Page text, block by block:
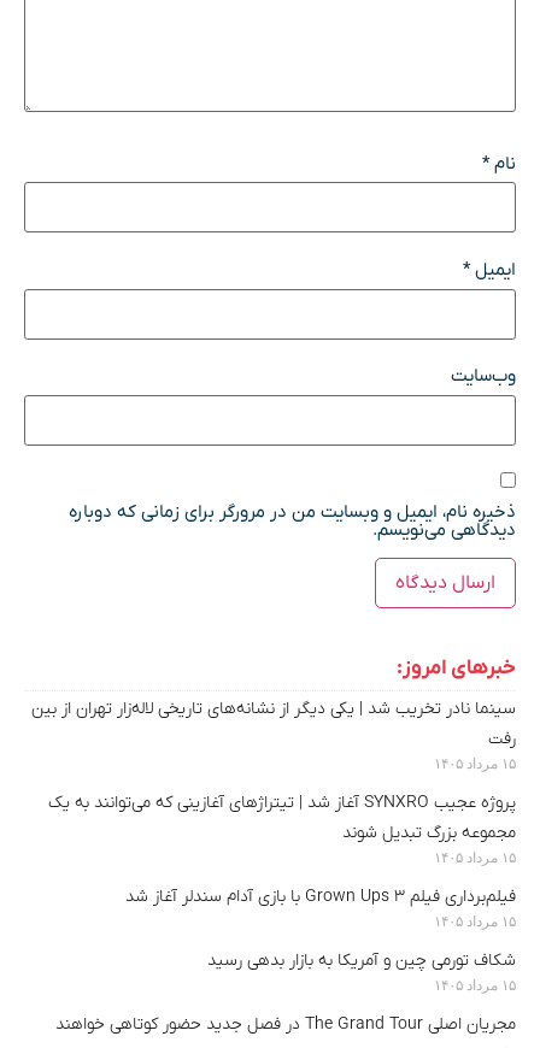
نام*
ایمیل*
وب‌سایت
ذخیره نام، ایمیل و وبسایت من در مرورگر برای زمانی که دوباره
دیدگاهی می‌نویسم.
خبرهای امروز:
سینما نادر تخریب شد | یکی دیگر از نشانه‌های تاریخی لاله‌زار تهران از بین
رفت
۱۵ مرداد ۱۴۰۵
پروژه عجیب SYNXRO آغاز شد | تیتراژهای آغازینی که می‌توانند به یک
مجموعه بزرگ تبدیل شوند
۱۵ مرداد ۱۴۰۵
فیلم‌برداری فیلم Grown Ups 3 با بازی آدام سندلر آغاز شد
۱۵ مرداد ۱۴۰۵
شکاف تورمی چین و آمریکا به بازار بدهی رسید
۱۵ مرداد ۱۴۰۵
مجریان اصلی The Grand Tour در فصل جدید حضور کوتاهی خواهند